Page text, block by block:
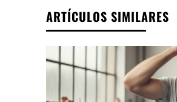
ARTÍCULOS SIMILARES